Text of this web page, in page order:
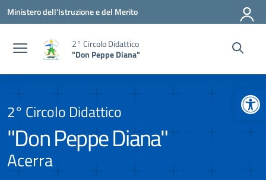
Vai ai contenuti
Vai al menu di navigazione
Vai al footer
Ministero dell'Istruzione e del Merito
2° Circolo Didattico
"Don Peppe Diana"
2° Circolo Didattico
"Don Peppe Diana"
Acerra